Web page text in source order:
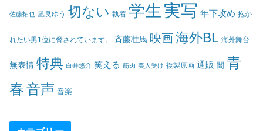
佐藤拓也 凪良ゆう 切ない 執着 学生 実写 年下攻め 抱か
れたい男1位に脅されています。 斉藤壮馬 映画海外BL 海外舞台
無表情 特典 白井悠介 笑える 筋肉 美人受け 複製原画 通販 闇 青
春音声 音楽